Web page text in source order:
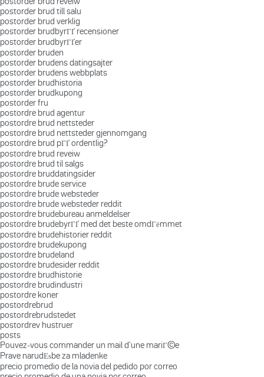
postorder brud till salu
postorder brud verklig
postorder brudbyrГҐ recensioner
postorder brudbyrГҐer
postorder bruden
postorder brudens datingsajter
postorder brudens webbplats
postorder brudhistoria
postorder brudkupong
postorder fru
postordre brud agentur
postordre brud nettsteder
postordre brud nettsteder gjennomgang
postordre brud pГҐ ordentlig?
postordre brud reveiw
postordre brud til salgs
postordre bruddatingsider
postordre brude service
postordre brude websteder
postordre brude websteder reddit
postordre brudebureau anmeldelser
postordre brudebyrГҐ med det beste omdГёmmet
postordre brudehistorier reddit
postordre brudekupong
postordre brudeland
postordre brudesider reddit
postordre brudhistorie
postordre brudindustri
postordre koner
postordrebrud
postordrebrudstedet
postordrev hustruer
posts
Pouvez-vous commander un mail d'une mariГ©e
Prave narudЕѕbe za mladenke
precio promedio de la novia del pedido por correo